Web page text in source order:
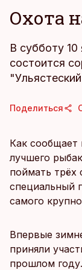
Охота
В субботу 10
состоится
Поделиться
Как сообщает
лучшего
поймать трёх
специальный
самого
Впервые
приняли
прошлом